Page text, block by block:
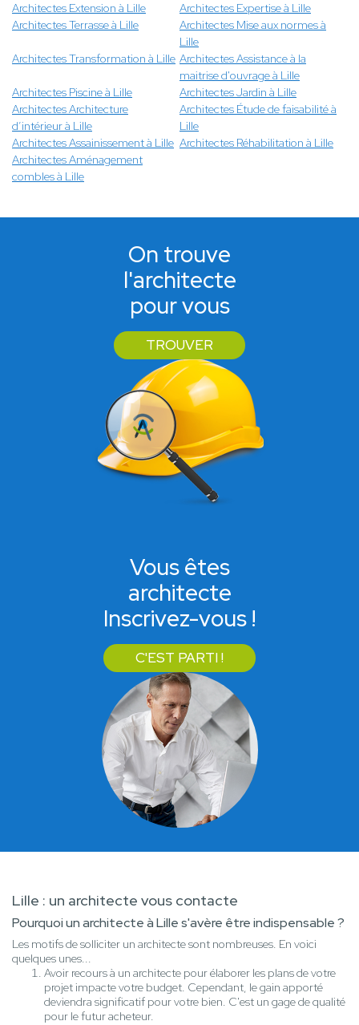
Architectes Extension à Lille
Architectes Expertise à Lille
Architectes Terrasse à Lille
Architectes Mise aux normes à
Lille
Architectes Transformation à Lille Architectes Assistance à la
maitrise d'ouvrage à Lille
Architectes Piscine à Lille
Architectes Jardin à Lille
Architectes Architecture
d’intérieur à Lille
Architectes Étude de faisabilité à
Lille
Architectes Assainissement à Lille Architectes Réhabilitation à Lille
Architectes Aménagement
combles à Lille
On trouve
l'architecte
pour vous
TROUVER
Vous êtes
architecte
Inscrivez-vous !
C'EST PARTI !
Lille : un architecte vous contacte
Pourquoi un architecte à Lille s'avère être indispensable ?
Les motifs de solliciter un architecte sont nombreuses. En voici
quelques unes...
Avoir recours à un architecte pour élaborer les plans de votre
projet impacte votre budget. Cependant, le gain apporté
deviendra significatif pour votre bien. C'est un gage de qualité
pour le futur acheteur.